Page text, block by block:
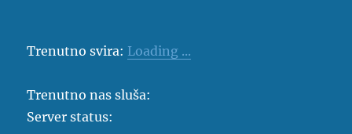
Trenutno svira: Loading ...
Trenutno nas sluša:
Server status: